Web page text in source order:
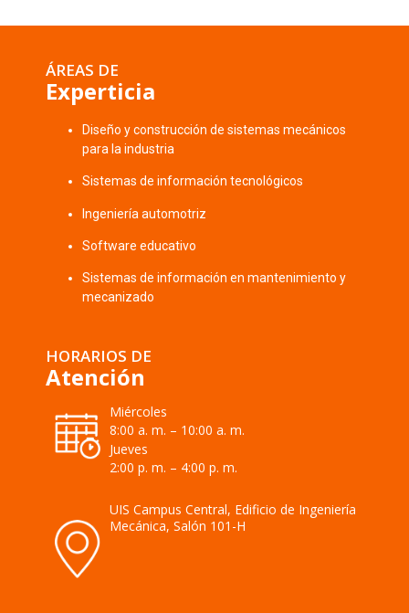
ÁREAS DE
Experticia
Diseño y construcción de sistemas mecánicos
para la industria
Sistemas de información tecnológicos
Ingeniería automotriz
Software educativo
Sistemas de información en mantenimiento y
mecanizado
HORARIOS DE
Atención
Miércoles
8:00 a. m. – 10:00 a. m.
Jueves
2:00 p. m. – 4:00 p. m.
UIS Campus Central, Edificio de Ingeniería
Mecánica, Salón 101-H